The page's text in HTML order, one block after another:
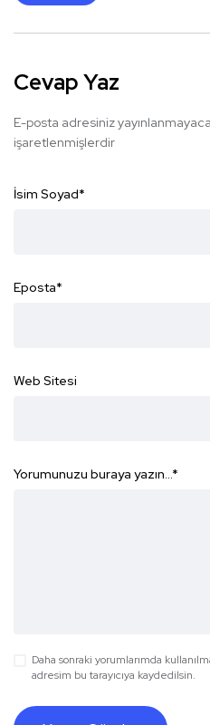
Cevap Yaz
E-posta adresiniz
işaretlenmişlerdir
İsim Soyad*
Eposta*
Web Sitesi
Yorumunuzu buraya yazın...*
Daha sonraki yorumlarımda
adresim bu tarayıcıya kaydedilsin.